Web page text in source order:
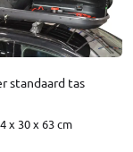
standaard tas
x 30 x 63 cm